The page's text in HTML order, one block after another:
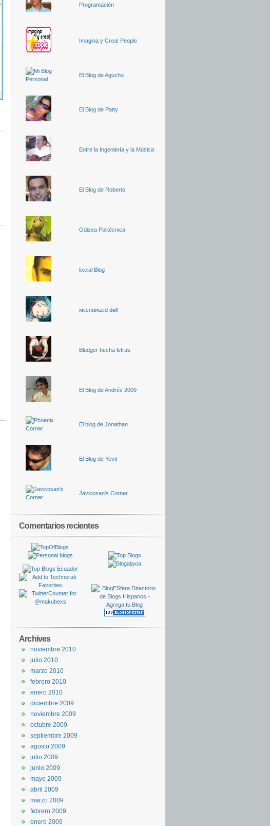
Programación
Imagina y Crea! People
El Blog de Agucho
El Blog de Patty
Entre la Ingeniería y la Música
El Blog de Roberto
Odisea Politécnica
lixcial Blog
мεcнαиιzεd dөll
Bludger hecha letras
El Blog de Andrés 2009
El blog de Jonathan
El Blog de Yevit
Javicosan's Corner
Comentarios recientes
Archives
noviembre 2010
julio 2010
marzo 2010
febrero 2010
enero 2010
diciembre 2009
noviembre 2009
octubre 2009
septiembre 2009
agosto 2009
julio 2009
junio 2009
mayo 2009
abril 2009
marzo 2009
febrero 2009
enero 2009